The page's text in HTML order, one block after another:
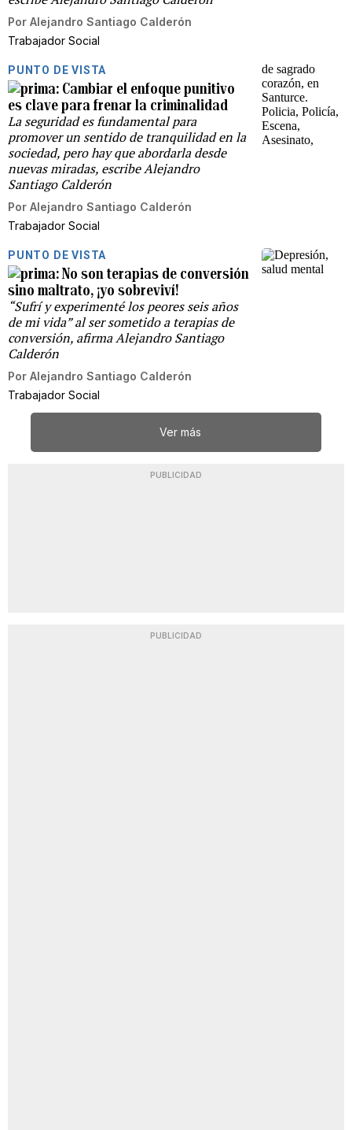
Por Alejandro Santiago Calderón
Trabajador Social
PUNTO DE VISTA
Cambiar el enfoque punitivo
es clave para frenar la criminalidad
La seguridad es fundamental para
promover un sentido de tranquilidad en la
sociedad, pero hay que abordarla desde
nuevas miradas, escribe Alejandro
Santiago Calderón
Por Alejandro Santiago Calderón
Trabajador Social
PUNTO DE VISTA
No son terapias de conversión
sino maltrato, ¡yo sobreviví!
“Sufrí y experimenté los peores seis años
de mi vida” al ser sometido a terapias de
conversión, afirma Alejandro Santiago
Calderón
Por Alejandro Santiago Calderón
Trabajador Social
Ver más
PUBLICIDAD
PUBLICIDAD